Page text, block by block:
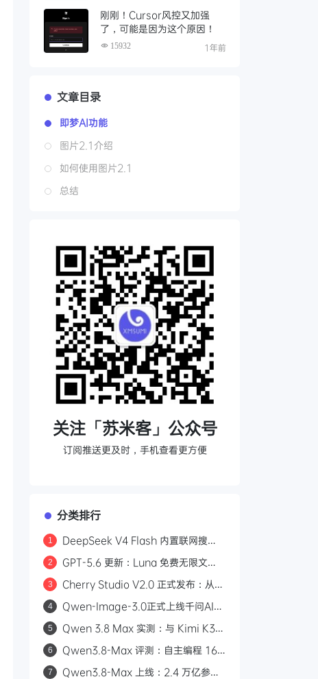
刚刚！Cursor风控又加强
了，可能是因为这个原因！
15932 1年前
文章目录
即梦AI功能
图片2.1介绍
如何使用图片2.1
总结
关注「苏米客」公众号
订阅推送更及时，手机查看更方便
分类排行
1
DeepSeek V4 Flash 内置联网搜
web_search，Codex 可直接调用
2
GPT-5.6 更新：Luna 免费无限文
3
Cherry Studio V2.0 正式发布：从
能工作站
4
Qwen-Image-3.0正式上线千问AI平
4.5k token复杂版面一次生成
5
Qwen 3.8 Max 实测：与 Kimi K3
6
Qwen3.8-Max 评测：自主编程 16
7
Qwen3.8-Max 上线：2.4 万亿参